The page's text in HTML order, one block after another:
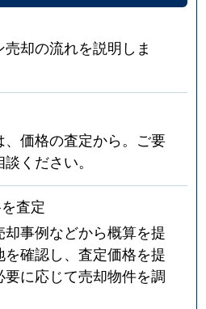
却の流れを説明しま
価格の査定から。ご要
ください。
査定
事例などから概算を提
確認し、査定価格を提
に応じて売却物件を調